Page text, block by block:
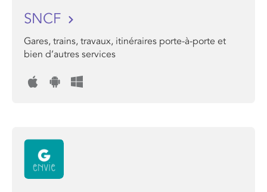
SNCF
Gares, trains, travaux, itinéraires porte-à-porte et
bien d’autres services